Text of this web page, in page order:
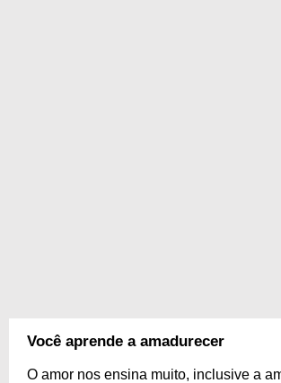
Você aprende a amadurecer
O amor nos ensina muito, inclusive a